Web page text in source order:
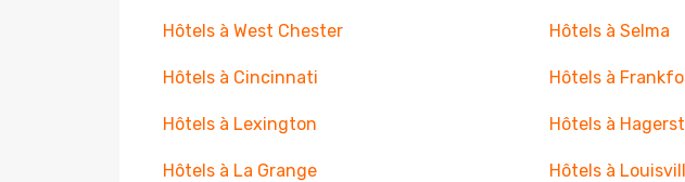
Hôtels à West Chester Hôtels à Selma
Hôtels à Cincinnati Hôtels à
Hôtels à Lexington Hôtels à
Hôtels à La Grange Hôtels à